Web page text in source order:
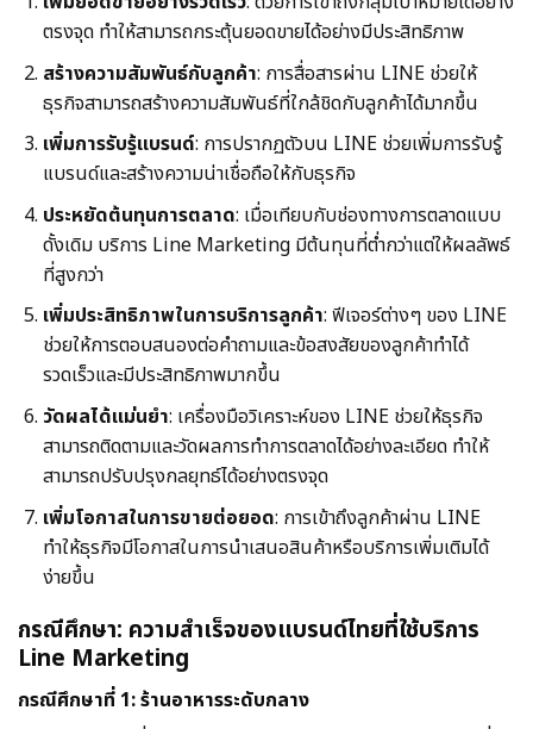
ตรงจุด ทำให้สามารถกระตุ้นยอดขายได้อย่างมีประสิทธิภาพ
สร้างความสัมพันธ์กับลูกค้า: การสื่อสารผ่าน LINE ช่วยให้
ธุรกิจสามารถสร้างความสัมพันธ์ที่ใกล้ชิดกับลูกค้าได้มากขึ้น
เพิ่มการรับรู้แบรนด์: การปรากฏตัวบน LINE ช่วยเพิ่มการรับรู้
แบรนด์และสร้างความน่าเชื่อถือให้กับธุรกิจ
ประหยัดต้นทุนการตลาด: เมื่อเทียบกับช่องทางการตลาดแบบ
ดั้งเดิม บริการ Line Marketing มีต้นทุนที่ต่ำกว่าแต่ให้ผลลัพธ์
ที่สูงกว่า
เพิ่มประสิทธิภาพในการบริการลูกค้า: ฟีเจอร์ต่างๆ ของ LINE
ช่วยให้การตอบสนองต่อคำถามและข้อสงสัยของลูกค้าทำได้
รวดเร็วและมีประสิทธิภาพมากขึ้น
วัดผลได้แม่นยำ: เครื่องมือวิเคราะห์ของ LINE ช่วยให้ธุรกิจ
สามารถติดตามและวัดผลการทำการตลาดได้อย่างละเอียด ทำให้
สามารถปรับปรุงกลยุทธ์ได้อย่างตรงจุด
เพิ่มโอกาสในการขายต่อยอด: การเข้าถึงลูกค้าผ่าน LINE
ทำให้ธุรกิจมีโอกาสในการนำเสนอสินค้าหรือบริการเพิ่มเติมได้
ง่ายขึ้น
กรณีศึกษา: ความสำเร็จของแบรนด์ไทยที่ใช้บริการ
Line Marketing
กรณีศึกษาที่ 1: ร้านอาหารระดับกลาง